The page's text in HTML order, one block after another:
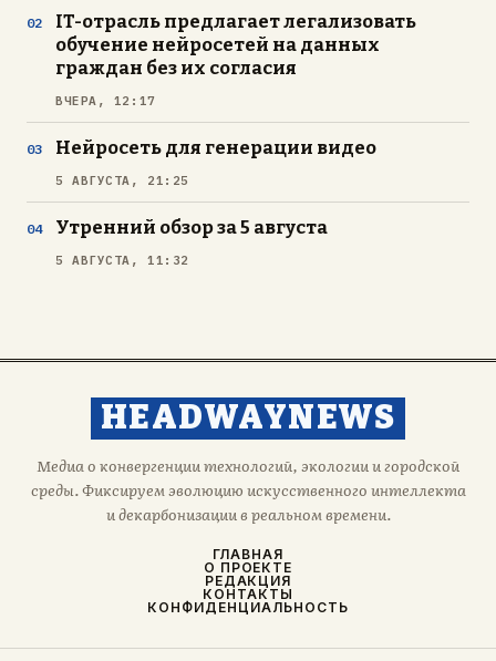
IT-отрасль предлагает легализовать
обучение нейросетей на данных
граждан без их согласия
ВЧЕРА, 12:17
Нейросеть для генерации видео
5 АВГУСТА, 21:25
Утренний обзор за 5 августа
5 АВГУСТА, 11:32
HEADWAYNEWS
Медиа о конвергенции технологий, экологии и городской
среды. Фиксируем эволюцию искусственного интеллекта
и декарбонизации в реальном времени.
ГЛАВНАЯ
О ПРОЕКТЕ
РЕДАКЦИЯ
КОНТАКТЫ
КОНФИДЕНЦИАЛЬНОСТЬ